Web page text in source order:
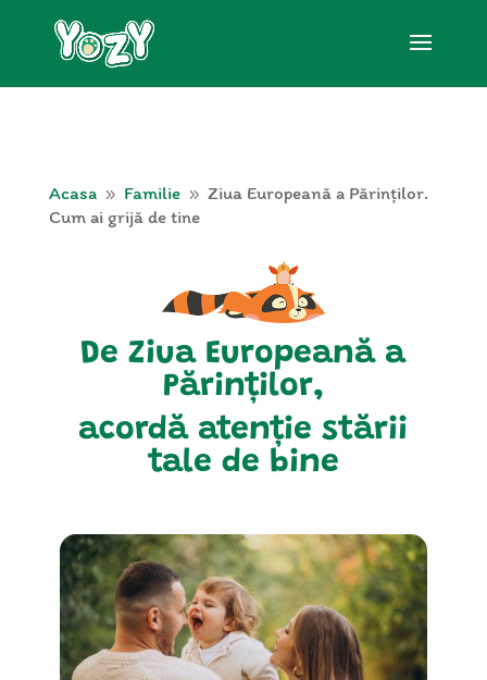
Acasa 9 Familie 9 Ziua Europeană a Părinților.
Cum ai grijă de tine
De Ziua Europeană a
Părinților,
acordă atenție stării
tale de bine